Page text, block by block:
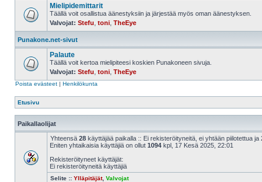
Mielipidemittarit
Täällä voit osallistua äänestyksiin ja järjestää myös oman äänestyksen.
Valvojat: Stefu toni TheEye
Punakone.net-sivut
Palaute
Täällä voit kertoa mielipiteesi koskien Punakoneen sivuja.
Valvojat: Stefu toni TheEye
Poista evästeet | Henkilökunta
Etusivu
Paikallaolijat
Yhteensä 28 käyttäjää paikalla :: Ei rekisteröityneitä, ei yhtään piilotettua
Eniten yhtaikaisia käyttäjiä on ollut 1094 kpl, 17 Kesä 2025, 22:01
Rekisteröityneet käyttäjät:
Ei rekisteröityneitä käyttäjiä
Selite :: Ylläpitäjät, Valvojat